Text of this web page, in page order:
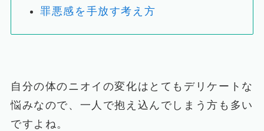
罪悪感を手放す考え方
自分の体のニオイの変化はとてもデリケートな
悩みなので、一人で抱え込んでしまう方も多い
ですよね。